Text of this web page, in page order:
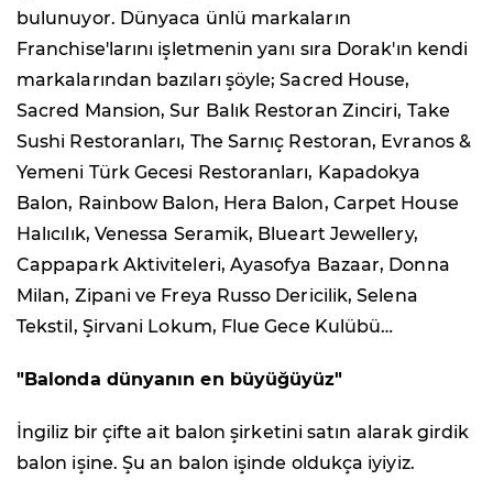
bulunuyor. Dünyaca ünlü markaların
Franchise'larını işletmenin yanı sıra Dorak'ın kendi
markalarından bazıları şöyle; Sacred House,
Sacred Mansion, Sur Balık Restoran Zinciri, Take
Sushi Restoranları, The Sarnıç Restoran, Evranos &
Yemeni Türk Gecesi Restoranları, Kapadokya
Balon, Rainbow Balon, Hera Balon, Carpet House
Halıcılık, Venessa Seramik, Blueart Jewellery,
Cappapark Aktiviteleri, Ayasofya Bazaar, Donna
Milan, Zipani ve Freya Russo Dericilik, Selena
Tekstil, Şirvani Lokum, Flue Gece Kulübü…
"Balonda dünyanın en büyüğüyüz"
İngiliz bir çifte ait balon şirketini satın alarak girdik
balon işine. Şu an balon işinde oldukça iyiyiz.